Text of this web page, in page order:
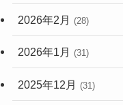
2026年2月 (28)
2026年1月 (31)
2025年12月 (31)